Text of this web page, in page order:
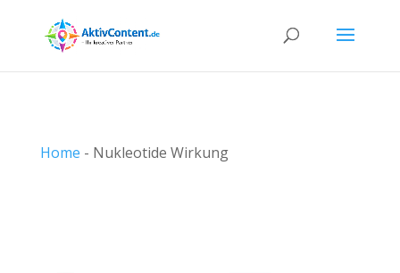
Home - Nukleotide Wirkung